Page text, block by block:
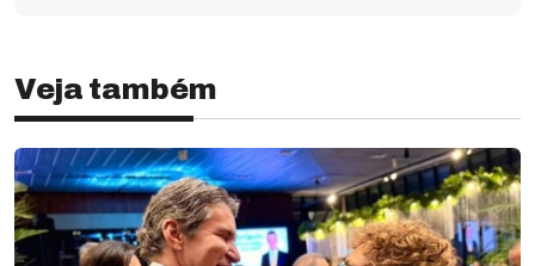
Veja também